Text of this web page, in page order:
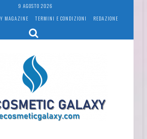
9 AGOSTO 2026
MAGAZINE
TERMINI E CONDIZIONI REDAZIONE